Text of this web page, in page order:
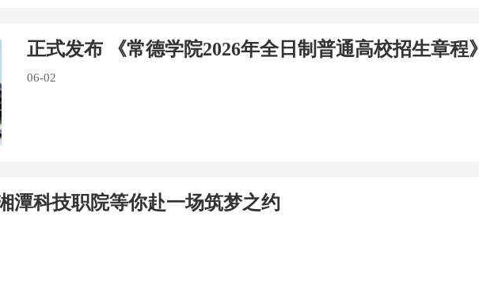
正式发布 《常德学院2026年全日制普通高校招生章程》
06-02
潭科技职院等你赴一场筑梦之约